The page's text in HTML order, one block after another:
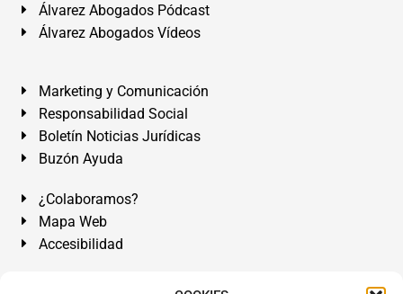
Álvarez Abogados Pódcast
Álvarez Abogados Vídeos
Marketing y Comunicación
Responsabilidad Social
Boletín Noticias Jurídicas
Buzón Ayuda
¿Colaboramos?
Mapa Web
Accesibilidad